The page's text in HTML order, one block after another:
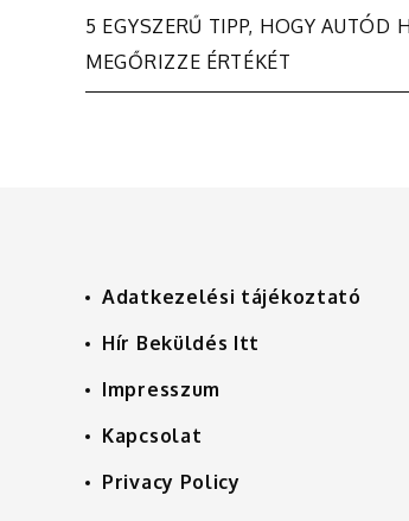
Bejegyzés
navigáció
5 EGYSZERŰ TIPP, HOGY AUTÓD
MEGŐRIZZE ÉRTÉKÉT
Adatkezelési tájékoztató
Hír Beküldés Itt
Impresszum
Kapcsolat
Privacy Policy